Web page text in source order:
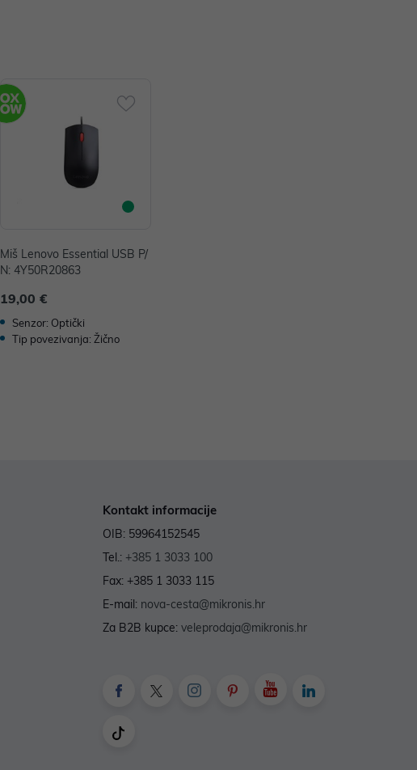
Miš Lenovo Essential USB P/
N: 4Y50R20863
19,00 €
Senzor: Optički
Tip povezivanja: Žično
Kontakt informacije
OIB: 59964152545
Tel.: +385 1 3033 100
Fax: +385 1 3033 115
E-mail: nova-cesta@mikronis.hr
Za B2B kupce: veleprodaja@mikronis.hr